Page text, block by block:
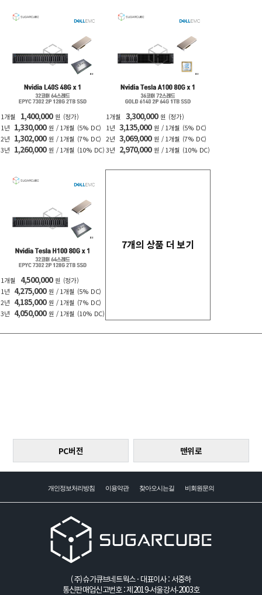
1개월 1,400,000 원
(정가)
1년
1,330,000 원 / 1개월
(5% DC)
2년
1,302,000 원 / 1개월
(7% DC)
3년
1,260,000 원 / 1개월 (10% DC)
1개월 3,300,000 원
(정가)
1년
3,135,000 원 / 1개월
(5% DC)
2년
3,069,000 원 / 1개월
(7% DC)
3년
2,970,000 원 / 1개월 (10% DC)
1개월 4,500,000 원
(정가)
1년
4,275,000 원 / 1개월
(5% DC)
2년
4,185,000 원 / 1개월
(7% DC)
3년
4,050,000 원 / 1개월 (10% DC)
7개의 상품 더 보기
PC버전 맨위로
개인정보처리방침 이용약관 찾아오시는길 비회원문의
(주)슈가큐브네트웍스 · 대표이사 : 서중하
통신판매업신고번호 : 제2019-서울강서-2003호